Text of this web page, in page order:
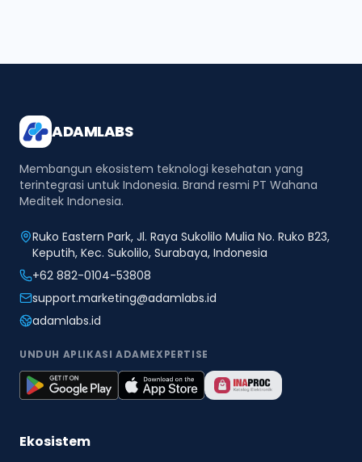
ADAMLABS
Membangun ekosistem teknologi kesehatan yang
terintegrasi untuk Indonesia. Brand resmi PT Wahana
Meditek Indonesia.
Ruko Eastern Park, Jl. Raya Sukolilo Mulia No. Ruko B23,
Keputih, Kec. Sukolilo, Surabaya, Indonesia
+62 882-0104-53808
support.marketing@adamlabs.id
adamlabs.id
UNDUH APLIKASI ADAMEXPERTISE
Ekosistem